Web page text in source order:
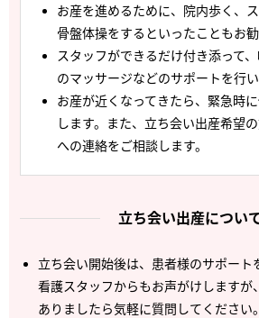
お産を進めるために、院内歩く、ス
骨盤体操をするといったこともお勧
スタッフができるだけ付き添って
のマッサージなどのサポートを行い
お産が近くなってきたら、緊急時
します。また、立ち会い出産希望
への連絡をご相談します。
立ち会い出産につ
立ち会い開始後は、患者様のサポート
看護スタッフからもお声がけしますが
ありましたら気軽に質問してください。